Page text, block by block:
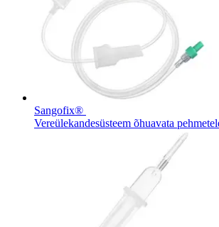
Sangofix®
Vereülekandesüsteem õhuavata